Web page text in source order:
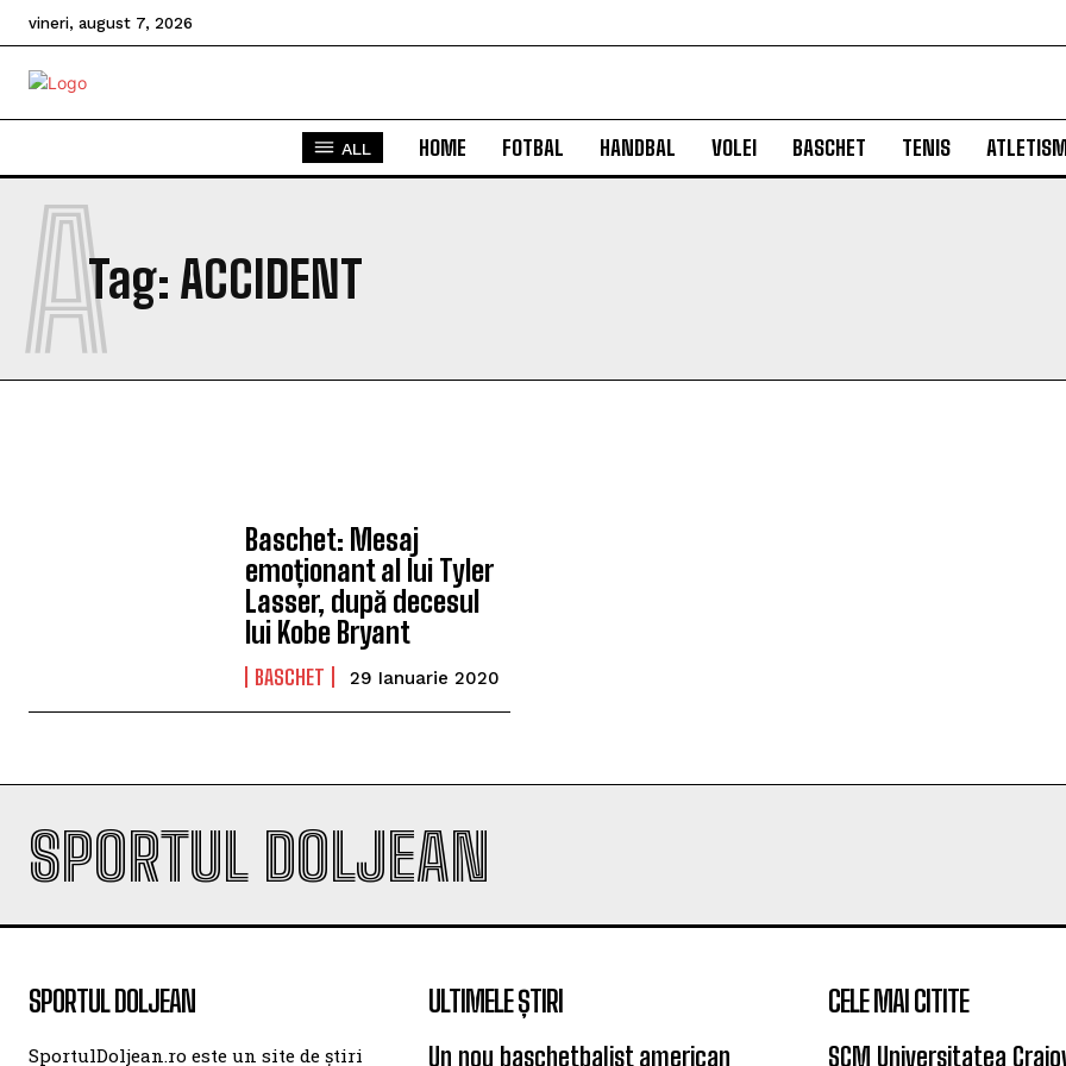
vineri, august 7, 2026
ALL HOME FOTBAL HANDBAL VOLEI BASCHET TENIS
Tag: ACCIDENT
A
Baschet: Mesaj
emoționant al lui Tyler
Lasser, după decesul
lui Kobe Bryant
BASCHET 29 Ianuarie 2020
SPORTUL DOLJEAN
SPORTUL DOLJEAN
SportulDoljean.ro este un site de știri
ULTIMELE ȘTIRI
Un nou baschetbalist american
CELE MAI CITITE
SCM Universitatea